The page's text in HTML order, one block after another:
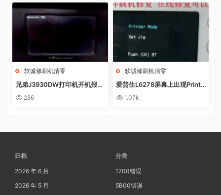
软诚修刷机清零
兄弟J3930DW打印机开机报错
Machine Err FE00远程操作快
286
软诚修刷机清零
爱普生L6278屏幕上出现Printe
r mode英文 进不了系统 刷固件
1.07k
归档
2026 年 6 月
2026 年 5 月
分类
1700错误
5B00错误